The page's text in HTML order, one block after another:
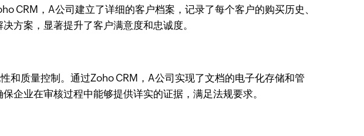
CRM，A公司建立了详细的客户档案，记录了每个客户的购买历史、
方案，显著提升了客户满意度和忠诚度。
和质量控制。通过Zoho CRM，A公司实现了文档的电子化存储和管
企业在审核过程中能够提供详实的证据，满足法规要求。